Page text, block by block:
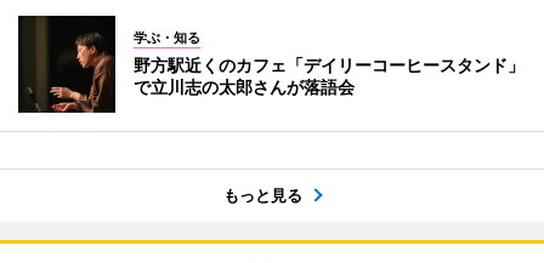
学ぶ・知る
野方駅近くのカフェ「デイリーコーヒースタンド」
で立川志の太郎さんが落語会
もっと見る